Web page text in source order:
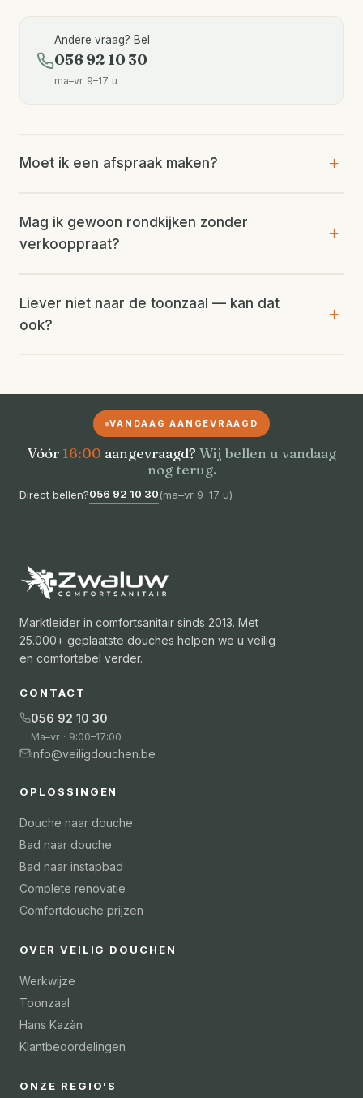
Andere vraag? Bel
056 92 10 30
ma–vr 9–17 u
Moet ik een afspraak maken?
Mag ik gewoon rondkijken zonder
verkooppraat?
Liever niet naar de toonzaal — kan dat
ook?
VANDAAG AANGEVRAAGD
Vóór 16:00 aangevraagd? Wij bellen u vandaag
nog terug.
Direct bellen?056 92 10 30(ma–vr 9–17 u)
Marktleider in comfortsanitair sinds 2013. Met
25.000+ geplaatste douches helpen we u veilig
en comfortabel verder.
CONTACT
056 92 10 30
Ma–vr · 9:00–17:00
info@veiligdouchen.be
OPLOSSINGEN
Douche naar douche
Bad naar douche
Bad naar instapbad
Complete renovatie
Comfortdouche prijzen
OVER VEILIG DOUCHEN
Werkwijze
Toonzaal
Hans Kazàn
Klantbeoordelingen
ONZE REGIO'S